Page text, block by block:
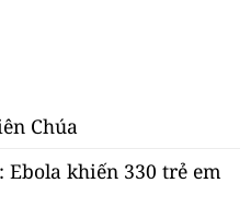
Chúa
Ebola khiến 330 trẻ em